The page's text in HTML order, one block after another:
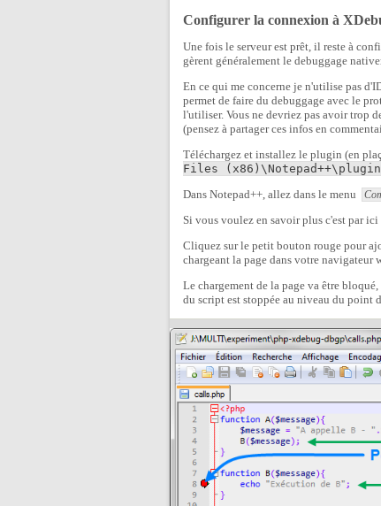
Configurer la connexion à
Une fois le serveur est prêt, il reste à
gèrent généralement le debuggage
En ce qui me concerne je n'utilise pas
permet de faire du debuggage avec le
l'utiliser. Vous ne devriez pas avoir trop
(pensez à partager ces infos en
Téléchargez et installez le plugin (en
Files
Dans Notepad++, allez dans le menu
Si vous voulez en savoir plus c'est par ici
Cliquez sur le petit bouton rouge pour
chargeant la page dans votre navigateur
Le chargement de la page va être
du script est stoppée au niveau du point